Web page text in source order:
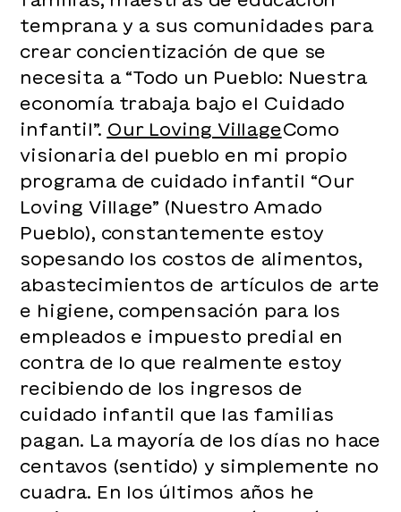
temprana y a sus comunidades para
crear concientización de que se
necesita a “Todo un Pueblo: Nuestra
economía trabaja bajo el Cuidado
infantil”. Our Loving VillageComo
visionaria del pueblo en mi propio
programa de cuidado infantil “Our
Loving Village” (Nuestro Amado
Pueblo), constantemente estoy
sopesando los costos de alimentos,
abastecimientos de artículos de arte
e higiene, compensación para los
empleados e impuesto predial en
contra de lo que realmente estoy
recibiendo de los ingresos de
cuidado infantil que las familias
pagan. La mayoría de los días no hace
centavos (sentido) y simplemente no
cuadra. En los últimos años he